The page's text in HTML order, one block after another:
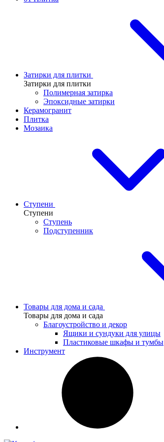
Затирки для плитки
Затирки для плитки
Полимерная затирка
Эпоксидные затирки
Керамогранит
Плитка
Мозаика
Ступени
Ступени
Ступень
Подступенник
Товары для дома и сада
Товары для дома и сада
Благоустройство и декор
Ящики и сундуки для улицы
Пластиковые шкафы и тумбы
Инструмент